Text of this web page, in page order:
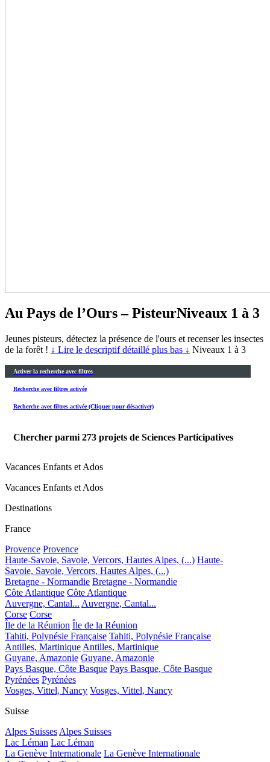
Au Pays de l’Ours – PisteurNiveaux 1 à 3
Jeunes pisteurs, détectez la présence de l'ours et recenser les insectes
de la forêt ! ↓ Lire le descriptif détaillé plus bas ↓ Niveaux 1 à 3
Activer la recherche avec filtres
Recherche avec filtres activée
Recherche avec filtres activée (Cliquer pour désactiver)
Chercher parmi 273 projets de Sciences Participatives
Vacances Enfants et Ados
Vacances Enfants et Ados
Destinations
France
Provence Provence
Haute-Savoie, Savoie, Vercors, Hautes Alpes, (...) Haute-
Savoie, Savoie, Vercors, Hautes Alpes, (...)
Bretagne - Normandie Bretagne - Normandie
Côte Atlantique Côte Atlantique
Auvergne, Cantal... Auvergne, Cantal...
Corse Corse
Île de la Réunion Île de la Réunion
Tahiti, Polynésie Française Tahiti, Polynésie Française
Antilles, Martinique Antilles, Martinique
Guyane, Amazonie Guyane, Amazonie
Pays Basque, Côte Basque Pays Basque, Côte Basque
Pyrénées Pyrénées
Vosges, Vittel, Nancy Vosges, Vittel, Nancy
Suisse
Alpes Suisses Alpes Suisses
Lac Léman Lac Léman
La Genève Internationale La Genève Internationale